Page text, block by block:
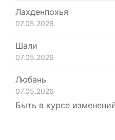
Лахденпохья
07.05.2026
Шали
07.05.2026
Любань
07.05.2026
Быть в курсе